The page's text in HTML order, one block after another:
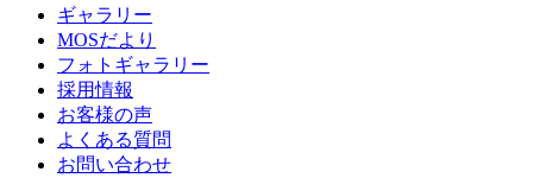
ギャラリー
MOSだより
フォトギャラリー
採用情報
お客様の声
よくある質問
お問い合わせ